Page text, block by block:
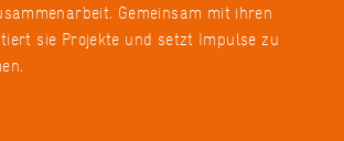
Gemeinsam mit ihren
sie Projekte und setzt Impulse zu